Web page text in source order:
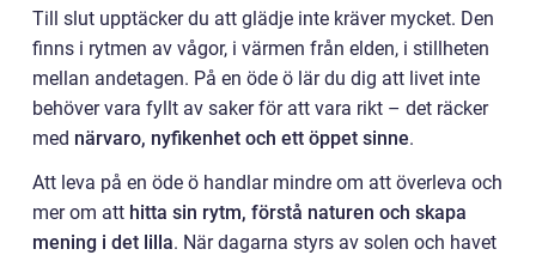
Till slut upptäcker du att glädje inte kräver mycket. Den
finns i rytmen av vågor, i värmen från elden, i stillheten
mellan andetagen. På en öde ö lär du dig att livet inte
behöver vara fyllt av saker för att vara rikt – det räcker
med närvaro, nyfikenhet och ett öppet sinne.
Att leva på en öde ö handlar mindre om att överleva och
mer om att hitta sin rytm, förstå naturen och skapa
mening i det lilla. När dagarna styrs av solen och havet